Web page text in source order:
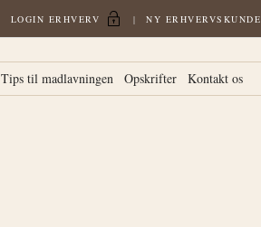
LOGIN ERHVERV NY ERHVERVSKUNDE
Tips til madlavningen Opskrifter Kontakt os